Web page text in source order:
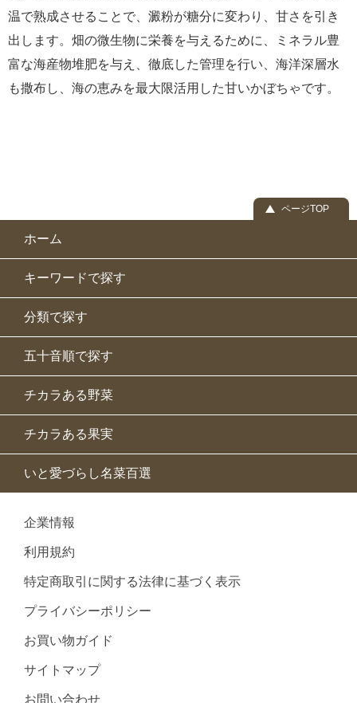
温で熟成させることで、澱粉が糖分に変わり、甘さを引き
出します。畑の微生物に栄養を与えるために、ミネラル豊
富な海産物堆肥を与え、徹底した管理を行い、海洋深層水
も撒布し、海の恵みを最大限活用した甘いかぼちゃです。
ページTOP
ホーム
キーワードで探す
分類で探す
五十音順で探す
チカラある野菜
チカラある果実
いと愛づらし名菜百選
企業情報
利用規約
特定商取引に関する法律に基づく表示
プライバシーポリシー
お買い物ガイド
サイトマップ
お問い合わせ